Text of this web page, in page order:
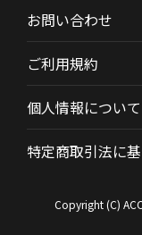
お問い合わせ
ご利用規約
個人情報について
特定商取引法に
Copyright (C)